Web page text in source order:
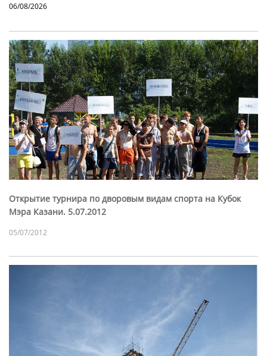
06/08/2026
Открытие турнира по дворовым видам спорта на Кубок
Мэра Казани. 5.07.2012
05/07/2012